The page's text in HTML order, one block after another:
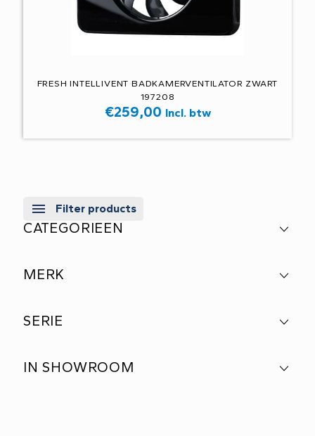
FRESH INTELLIVENT BADKAMERVENTILATOR ZWART
197208
€259,00 Incl. btw
Filter products
CATEGORIEEN
MERK
SERIE
IN SHOWROOM